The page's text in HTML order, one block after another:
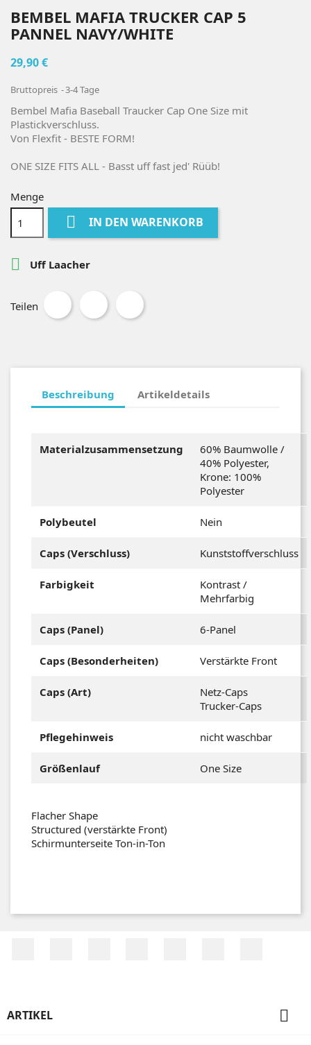
BEMBEL MAFIA TRUCKER CAP 5
PANNEL NAVY/WHITE
29,90 €
Bruttopreis 3-4 Tage
Bembel Mafia Baseball Traucker Cap One Size mit
Plastickverschluss.
Von Flexfit - BESTE FORM!
ONE SIZE FITS ALL - Basst uff fast jed' Rüüb!
Menge
 IN DEN WARENKORB
 Uff Laacher
Teilen
Beschreibung Artikeldetails
Materialzusammensetzung
60% Baumwolle /
40% Polyester,
Krone: 100%
Polyester
Polybeutel Nein
Caps (Verschluss) Kunststoffverschluss
Farbigkeit
Kontrast /
Mehrfarbig
Caps (Panel) 6-Panel
Caps (Besonderheiten) Verstärkte Front
Caps (Art)
Netz-Caps
Trucker-Caps
Pflegehinweis nicht waschbar
Größenlauf One Size
Flacher Shape
Structured (verstärkte Front)
Schirmunterseite Ton-in-Ton
ARTIKEL 